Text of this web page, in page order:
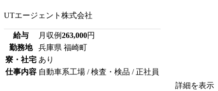
UTエージェント株式会社
給与 月収例263,000円
勤務地
兵庫県 福崎町
寮・社宅 あり
仕事内容 自動車系工場 / 検査・検品 / 正社員
詳細を表示